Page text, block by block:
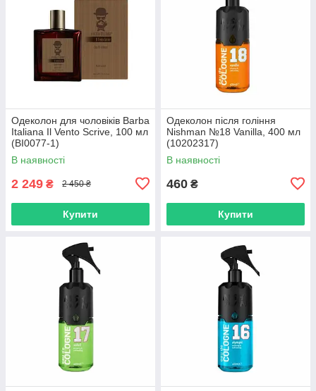
Одеколон для чоловіків Barba
Italiana Il Vento Scrive, 100 мл
(BI0077-1)
В наявності
2 249 ₴ 2 450 ₴
Купити
Одеколон після гоління
Nishman №18 Vanilla, 400 мл
(10202317)
В наявності
460 ₴
Купити